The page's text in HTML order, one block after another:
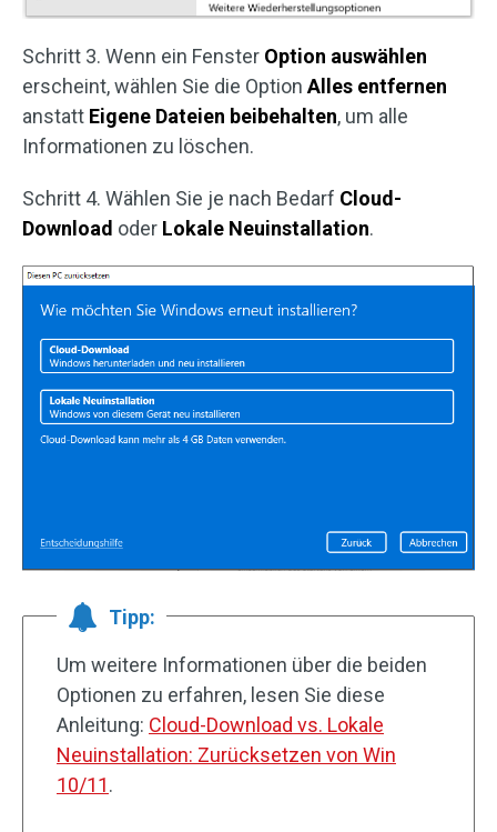
Schritt 3. Wenn ein Fenster Option auswählen
erscheint, wählen Sie die Option Alles entfernen
anstatt Eigene Dateien beibehalten, um alle
Informationen zu löschen.
Schritt 4. Wählen Sie je nach Bedarf Cloud-
Download oder Lokale Neuinstallation.
Tipp:
Um weitere Informationen über die beiden
Optionen zu erfahren, lesen Sie diese
Anleitung: Cloud-Download vs. Lokale
Neuinstallation: Zurücksetzen von Win
10/11.